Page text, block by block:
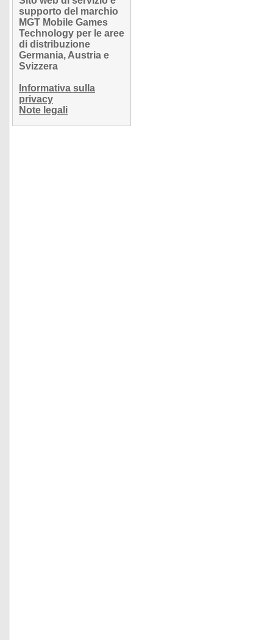
supporto del marchio
MGT Mobile Games
Technology per le aree
di distribuzione
Germania, Austria e
Svizzera
Informativa sulla
privacy
Note legali